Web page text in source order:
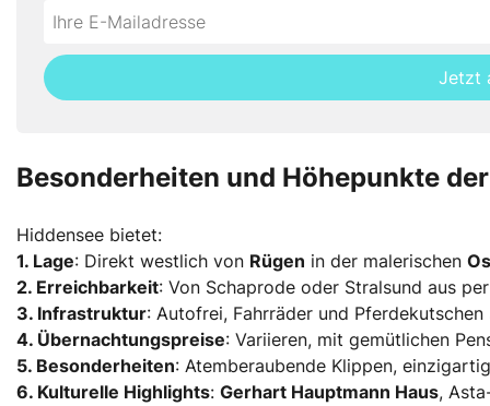
Do
fill
this
*Ihre
Mailadresse:
Jetzt
Besonderheiten und Höhepunkte
Hiddensee bietet:
1. Lage: Direkt westlich von Rügen in der malerischen
2. Erreichbarkeit: Von Schaprode oder Stralsund aus
3. Infrastruktur: Autofrei, Fahrräder und
4. Übernachtungspreise: Variieren, mit gemütlichen
5. Besonderheiten: Atemberaubende Klippen,
6. Kulturelle Highlights: Gerhart Hauptmann Haus,